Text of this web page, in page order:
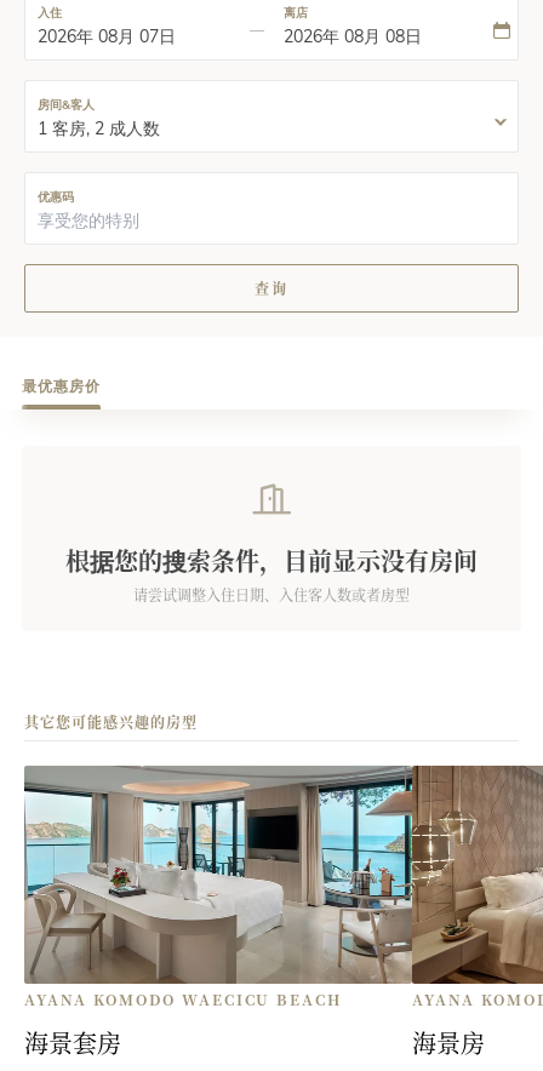
入住 离店
房间&客人
优惠码
查询
最优惠房价
根据您的搜索条件，目前显示没有房间
请尝试调整入住日期、入住客人数或者房型
其它您可能感兴趣的房型
AYANA KOMODO WAECICU BEACH
海景套房
AYANA
海景房